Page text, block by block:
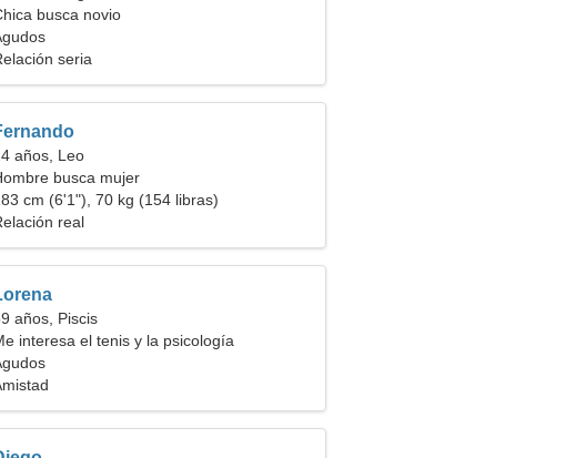
busca novio
seria
años, Leo
busca mujer
cm (6'1"), 70 kg (154 libras)
real
años, Piscis
interesa el tenis y la psicología